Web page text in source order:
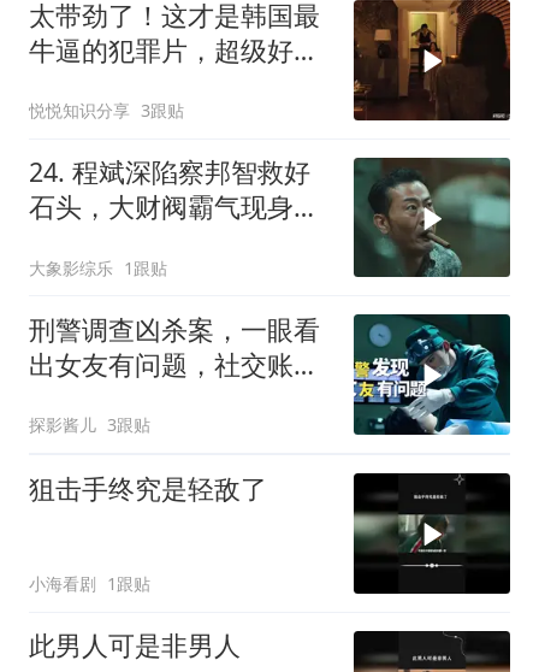
太带劲了！这才是韩国最
牛逼的犯罪片，超级好
悦悦知识分享 3跟贴
24. 程斌深陷察邦智救好
石头，大财阀霸气现身牵
大象影综乐 1跟贴
刑警调查凶杀案，一眼看
出女友有问题，社交账号
探影酱儿 3跟贴
狙击手终究是轻敌了
小海看剧 1跟贴
此男人可是非男人